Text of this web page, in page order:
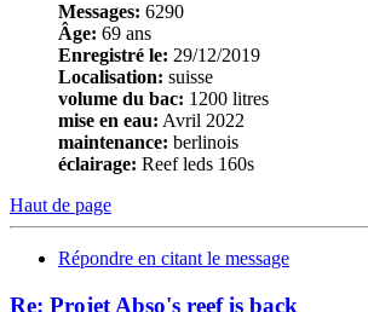
Messages: 6290
Âge: 69 ans
Enregistré le: 29/12/2019
Localisation: suisse
volume du bac: 1200 litres
mise en eau: Avril 2022
maintenance: berlinois
éclairage: Reef leds 160s
Haut de page
Répondre en citant le message
Re: Projet Abso's reef is back